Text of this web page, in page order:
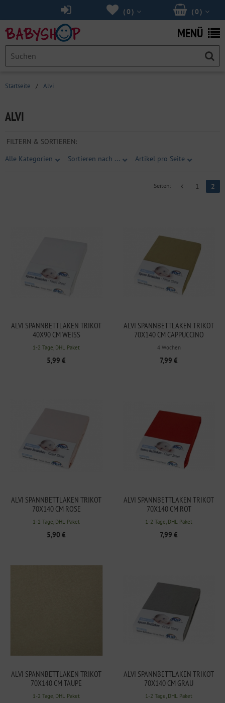
(0 )
(0 )
MENÜ
Startseite / Alvi
ALVI
FILTERN & SORTIEREN:
Alle Kategorien
Sortieren nach ... Artikel pro Seite
Seiten: 1 2
ALVI SPANNBETTLAKEN TRIKOT
40X90 CM WEISS
1-2 Tage, DHL Paket
5,99 €
ALVI SPANNBETTLAKEN TRIKOT
70X140 CM CAPPUCCINO
4 Wochen
7,99 €
ALVI SPANNBETTLAKEN TRIKOT
70X140 CM ROSE
1-2 Tage, DHL Paket
5,90 €
ALVI SPANNBETTLAKEN TRIKOT
70X140 CM ROT
1-2 Tage, DHL Paket
7,99 €
ALVI SPANNBETTLAKEN TRIKOT
70X140 CM TAUPE
1-2 Tage, DHL Paket
ALVI SPANNBETTLAKEN TRIKOT
70X140 CM GRAU
1-2 Tage, DHL Paket